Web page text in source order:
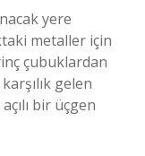
yere
metaller için
çubuklardan
gelen
bir üçgen